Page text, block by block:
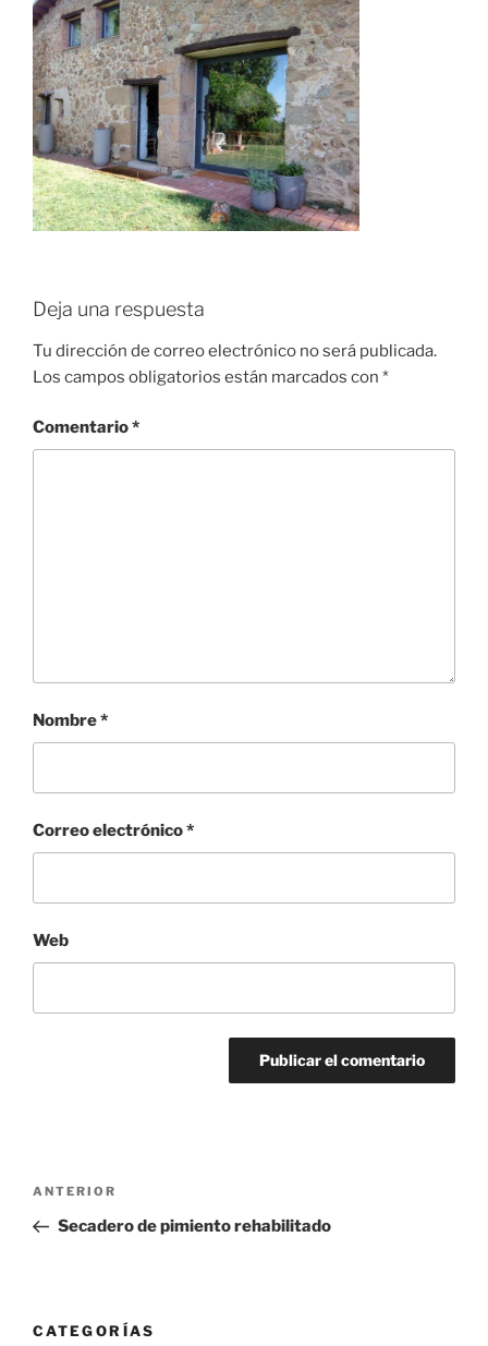
Deja una respuesta
Tu dirección de correo electrónico no será publicada.
Los campos obligatorios están marcados con *
Comentario*
Nombre*
Correo electrónico*
Web
Navegación
entradas
Entrada
anterior:
ANTERIOR
Secadero de pimiento rehabilitado
CATEGORÍAS